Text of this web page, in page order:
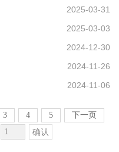
2025-03-31
2025-03-03
2024-12-30
2024-11-26
2024-11-06
3 4 5
下一页
确认